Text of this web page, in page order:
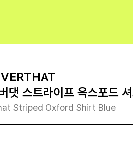
댓 스트라이프 옥스포드
Striped Oxford Shirt Blue